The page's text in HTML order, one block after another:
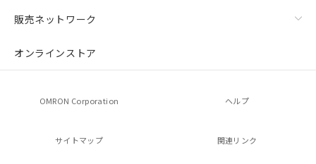
販売ネットワーク
オンラインストア
OMRON Corporation ヘルプ
サイトマップ 関連リンク